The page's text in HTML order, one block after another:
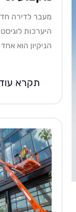
מעבר לדירה
היערכות
הניקיון הוא
תקרא